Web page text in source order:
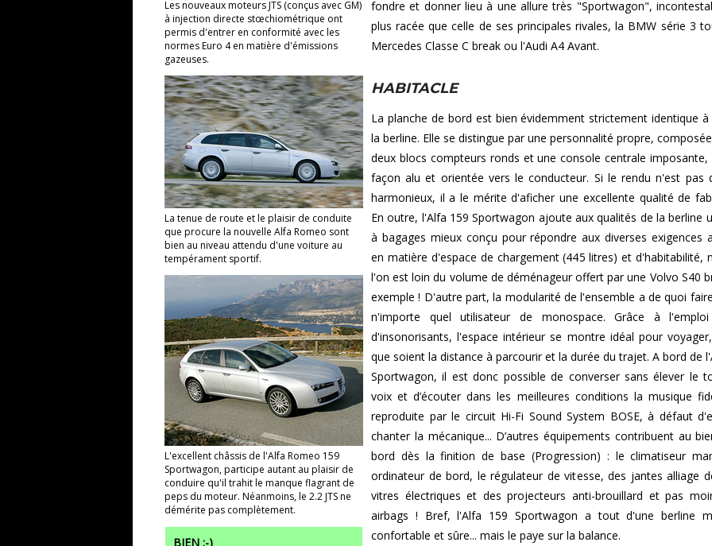
Les nouveaux moteurs JTS (conçus avec GM)
à injection directe stœchiométrique ont
permis d'entrer en conformité avec les
normes Euro 4 en matière d'émissions
gazeuses.
La tenue de route et le plaisir de conduite
que procure la nouvelle Alfa Romeo sont
bien au niveau attendu d'une voiture au
tempérament sportif.
L'excellent châssis de l'Alfa Romeo 159
Sportwagon, participe autant au plaisir de
conduire qu'il trahit le manque flagrant de
peps du moteur. Néanmoins, le 2.2 JTS ne
démérite pas complètement.
BIEN :-)
fondre et donner lieu à une allure très "Sportwagon",
plus racée que celle de ses principales rivales, la BMW série 3
Mercedes Classe C break ou l'Audi A4 Avant.
HABITACLE
La planche de bord est bien évidemment strictement identique à
la berline. Elle se distingue par une personnalité propre,
deux blocs compteurs ronds et une console centrale imposante,
façon alu et orientée vers le conducteur. Si le rendu n'est pas
harmonieux, il a le mérite d'aficher une excellente qualité de
En outre, l'Alfa 159 Sportwagon ajoute aux qualités de la berline
à bagages mieux conçu pour répondre aux diverses exigences
en matière d'espace de chargement (445 litres) et d'habitabilité,
l'on est loin du volume de déménageur offert par une Volvo S40
exemple ! D'autre part, la modularité de l'ensemble a de quoi
n'importe quel utilisateur de monospace. Grâce à
d'insonorisants, l'espace intérieur se montre idéal pour
que soient la distance à parcourir et la durée du trajet. A bord de
Sportwagon, il est donc possible de converser sans élever le
voix et d’écouter dans les meilleures conditions la musique
reproduite par le circuit Hi-Fi Sound System BOSE, à défaut
chanter la mécanique... D’autres équipements contribuent au
bord dès la finition de base (Progression) : le climatiseur
ordinateur de bord, le régulateur de vitesse, des jantes alliage
vitres électriques et des projecteurs anti-brouillard et pas
airbags ! Bref, l'Alfa 159 Sportwagon a tout d'une berline
confortable et sûre... mais le paye sur la balance.